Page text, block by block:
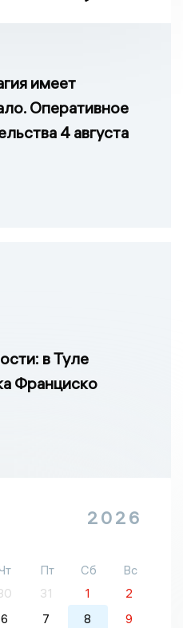
имеет
Оперативное
4 августа
в Туле
Франциско
2026
Пт Сб
Вс
31 1
2
6 7 8
9